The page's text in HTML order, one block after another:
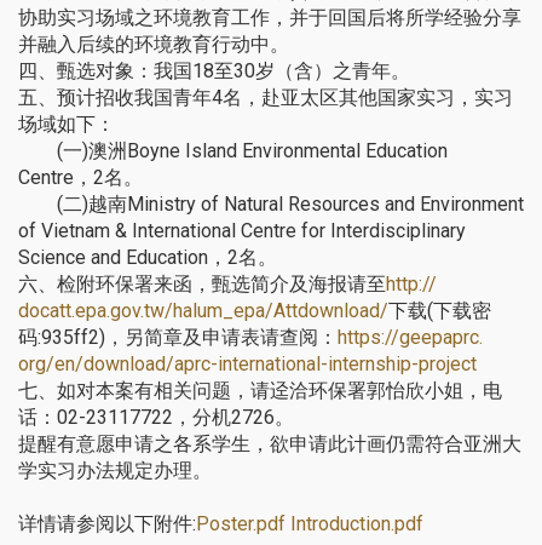
协助实习场域之环境教育工作， 并于回国后将所学经验分享
并融入后续的环境教育行动中。
四、甄选对象：我国18至30岁（含）之青年。
五、预计招收我国青年4名，赴亚太区其他国家实习， 实习
场域如下：
(一)澳洲Boyne Island Environmental Education
Centre，2名。
(二)越南Ministry of Natural Resources and Environment
of Vietnam & International Centre for Interdisciplinary
Science and Education，2名。
六、检附环保署来函，甄选简介及海报请至http://
docatt.epa.gov.tw/halum_epa/Attdownload/下载(下载密
码:935ff2)， 另简章及申请表请查阅： https://geepaprc.
org/en/download/aprc-international-internship-project
七、如对本案有相关问题，请迳洽环保署郭怡欣小姐，电
话：02-23117722，分机2726。
提醒有意愿申请之各系学生， 欲申请此计画仍需符合亚洲大
学实习办法规定办理。
详情请参阅以下附件: Poster.pdf Introduction.pdf